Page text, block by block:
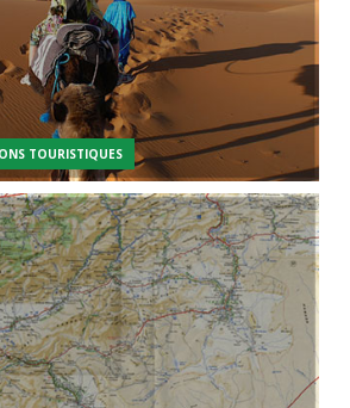
TOURISTIQUES